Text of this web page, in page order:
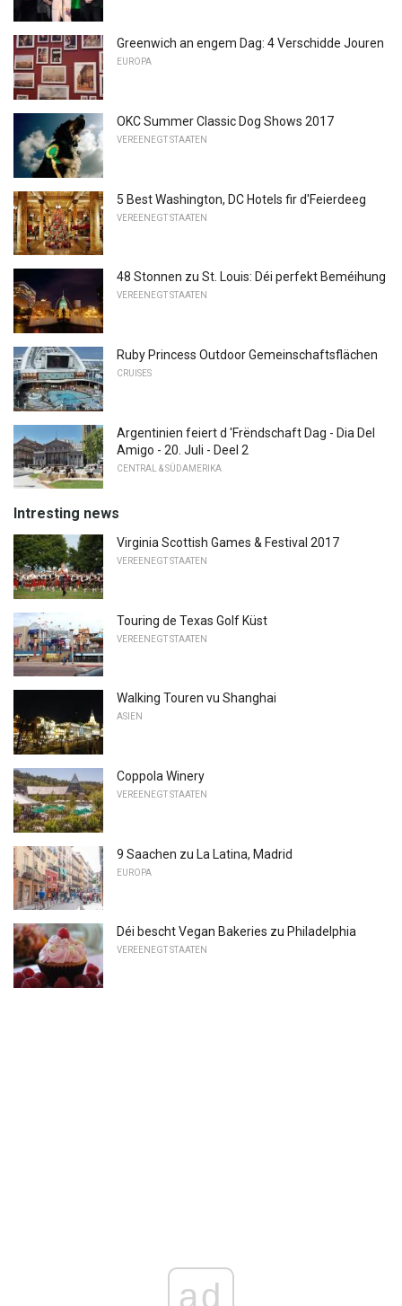
Greenwich an engem Dag: 4 Verschidde Jouren
EUROPA
OKC Summer Classic Dog Shows 2017
VEREENEGT STAATEN
5 Best Washington, DC Hotels fir d'Feierdeeg
VEREENEGT STAATEN
48 Stonnen zu St. Louis: Déi perfekt Beméihung
VEREENEGT STAATEN
Ruby Princess Outdoor Gemeinschaftsflächen
CRUISES
Argentinien feiert d 'Frëndschaft Dag - Dia Del
Amigo - 20. Juli - Deel 2
CENTRAL & SÜDAMERIKA
Intresting news
Virginia Scottish Games & Festival 2017
VEREENEGT STAATEN
Touring de Texas Golf Küst
VEREENEGT STAATEN
Walking Touren vu Shanghai
ASIEN
Coppola Winery
VEREENEGT STAATEN
9 Saachen zu La Latina, Madrid
EUROPA
Déi bescht Vegan Bakeries zu Philadelphia
VEREENEGT STAATEN
ad